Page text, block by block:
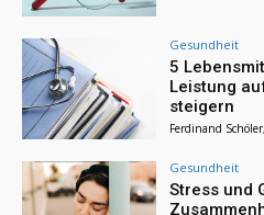
Gesundheit
5
Leistung
steigern
Ferdinand
Gesundheit
Stress und